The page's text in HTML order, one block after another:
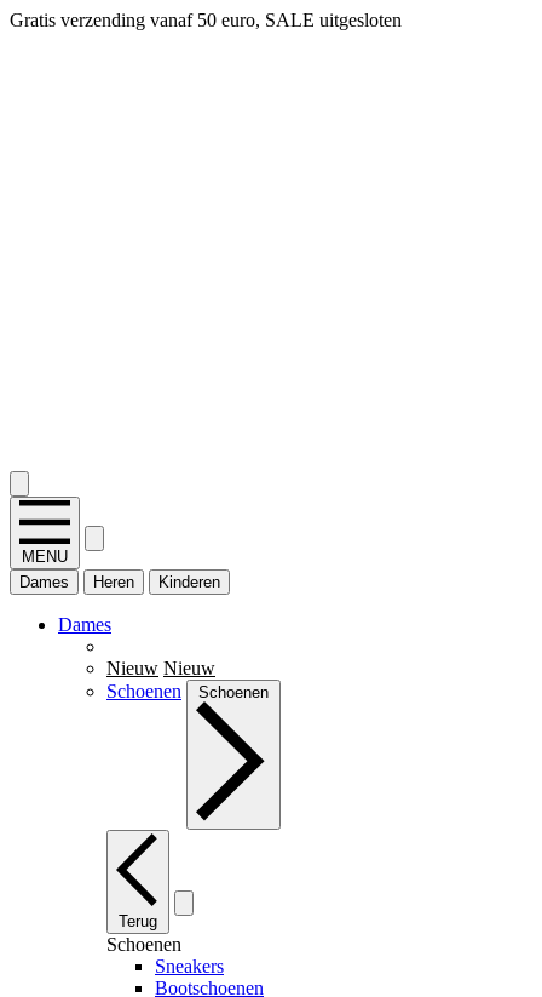
Gratis verzending vanaf 50 euro, SALE uitgesloten
MENU
Dames
Heren Kinderen
Dames
Nieuw Nieuw
Schoenen
Schoenen
Terug
Schoenen
Sneakers
Bootschoenen